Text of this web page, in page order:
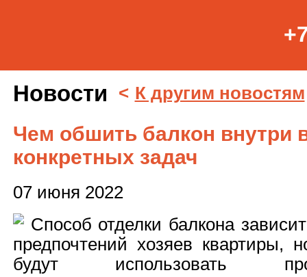
Новости < К другим новостям
Чем обшить балкон внутри
конкретных задач
07 июня 2022
Способ отделки балкона
предпочтений хозяев квартиры,
будут использовать